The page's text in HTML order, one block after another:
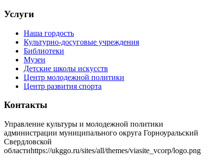
Услуги
Наша гордость
Культурно-досуговые учреждения
Библиотеки
Музеи
Детские школы искусств
Центр молодежной политики
Центр развития спорта
Контакты
Управление культуры и молодежной политики
администрации муниципального округа Горноуральский
Свердловской
областиhttps://ukggo.ru/sites/all/themes/viasite_vcorp/logo.png